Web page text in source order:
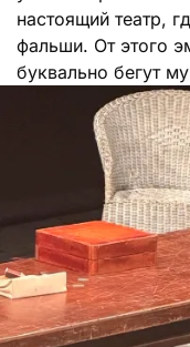
настоящий театр,
фальши. От этого
буквально бегут